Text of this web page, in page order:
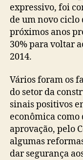
expressivo, foi
de um novo ciclo
próximos anos
30% para voltar
2014.
Vários foram os
do setor da
sinais positivos
econômica como
aprovação, pelo
algumas
dar segurança